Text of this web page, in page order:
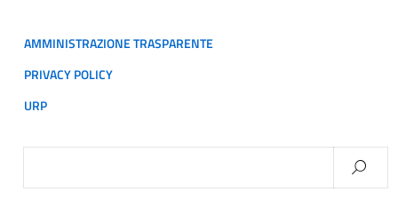
AMMINISTRAZIONE TRASPARENTE
PRIVACY POLICY
URP